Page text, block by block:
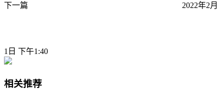
下一篇 2022年2月
1日 下午1:40
相关推荐